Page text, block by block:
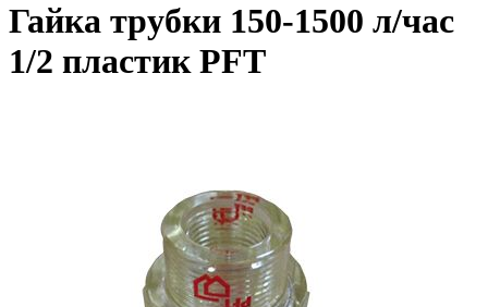
Гайка трубки 150-1500 л/час
1/2 пластик PFT